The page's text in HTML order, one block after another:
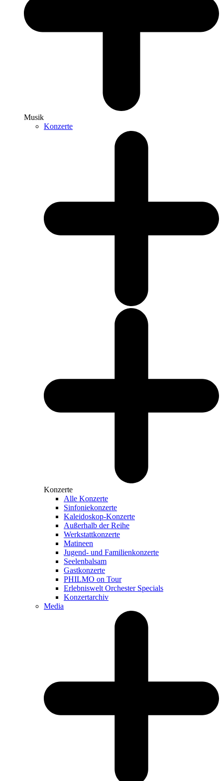
Musik
Konzerte
Konzerte
Alle Konzerte
Sinfoniekonzerte
Kaleidoskop-Konzerte
Außerhalb der Reihe
Werkstattkonzerte
Matineen
Jugend- und Familienkonzerte
Seelenbalsam
Gastkonzerte
PHILMO on Tour
Erlebniswelt Orchester Specials
Konzertarchiv
Media